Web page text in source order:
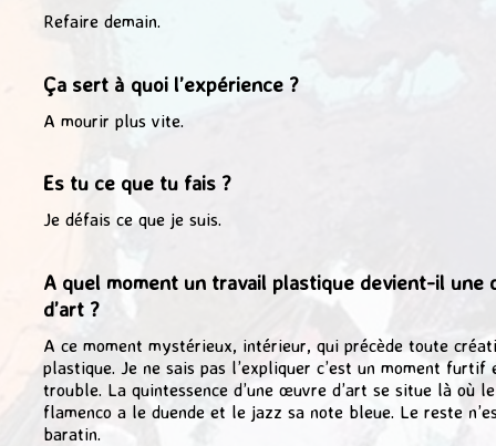
Refaire demain.
Ça sert à quoi l’expérience ?
A mourir plus vite.
Es tu ce que tu fais ?
Je défais ce que je suis.
A quel moment un travail plastique devient-il une
d’art ?
A ce moment mystérieux, intérieur, qui précède toute
plastique. Je ne sais pas l’expliquer c’est un moment furtif
trouble. La quintessence d’une œuvre d’art se situe là où le
flamenco a le duende et le jazz sa note bleue. Le reste
baratin.